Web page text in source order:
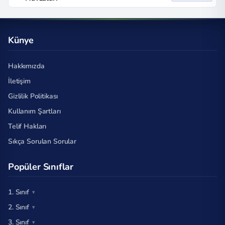
Künye
Hakkımızda
İletişim
Gizlilik Politikası
Kullanım Şartları
Telif Hakları
Sıkça Sorulan Sorular
Popüler Sınıflar
1. Sınıf
2. Sınıf
3. Sınıf